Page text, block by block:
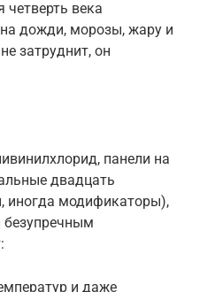
века
дожди, морозы, жару и
затруднит, он
панели на
двадцать
иногда модификаторы),
безупречным
и даже